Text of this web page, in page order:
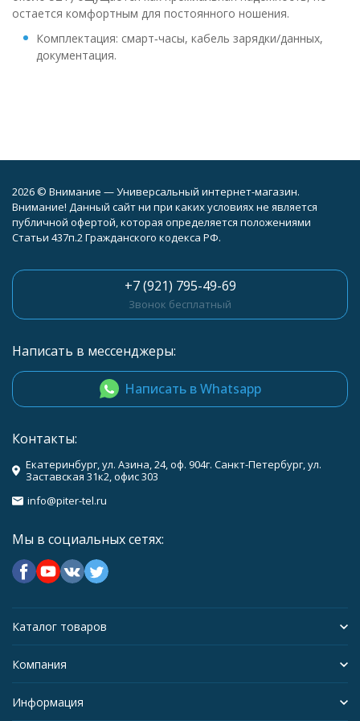
остается комфортным для постоянного ношения.
Комплектация: смарт‑часы, кабель зарядки/данных,
документация.
2026 © Внимание — Универсальный интернет-магазин.
Внимание! Данный сайт ни при каких условиях не является
публичной офертой, которая определяется положениями
Статьи 437п.2 Гражданского кодекса РФ.
+7 (921) 795-49-69
Звонок бесплатный
Написать в мессенджеры:
Написать в Whatsapp
Контакты:
Екатеринбург, ул. Азина, 24, оф. 904г. Санкт-Петербург, ул.
Заставская 31к2, офис 303
info@piter-tel.ru
Мы в социальных сетях:
Каталог товаров
Компания
Информация